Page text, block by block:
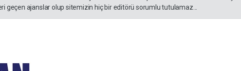
geçen ajanslar olup sitemizin hiç bir editörü sorumlu tutulamaz...